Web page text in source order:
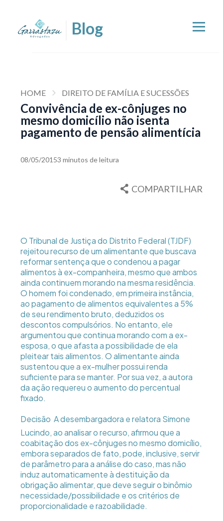
HOME DIREITO DE FAMÍLIA E SUCESSÕES
Convivência de ex-cônjuges no
mesmo domicílio não isenta
pagamento de pensão alimentícia
08/05/20153 minutos de leitura
COMPARTILHAR
O Tribunal de Justiça do Distrito Federal (TJDF)
rejeitou recurso de um alimentante que buscava
reformar sentença que o condenou a pagar
alimentos à ex-companheira, mesmo que ambos
ainda continuem morando na mesma residência.
O homem foi condenado, em primeira instância,
ao pagamento de alimentos equivalentes a 5%
de seu rendimento bruto, deduzidos os
descontos compulsórios. No entanto, ele
argumentou que continua morando com a ex-
esposa, o que afasta a possibilidade de ela
pleitear tais alimentos. O alimentante ainda
sustentou que a ex-mulher possui renda
suficiente para se manter. Por sua vez, a autora
da ação requereu o aumento do percentual
fixado.
Decisão  A desembargadora e relatora Simone
Lucindo, ao analisar o recurso, afirmou que a
coabitação dos ex-cônjuges no mesmo domicílio,
embora separados de fato, pode, inclusive, servir
de parâmetro para a análise do caso, mas não
induz automaticamente à destituição da
obrigação alimentar, que deve seguir o binômio
necessidade/possibilidade e os critérios de
proporcionalidade e razoabilidade.